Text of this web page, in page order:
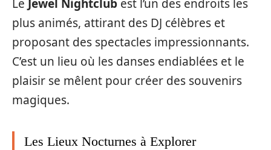
Le Jewel Nightclub est l’un des endroits les
plus animés, attirant des DJ célèbres et
proposant des spectacles impressionnants.
C’est un lieu où les danses endiablées et le
plaisir se mêlent pour créer des souvenirs
magiques.
Les Lieux Nocturnes à Explorer